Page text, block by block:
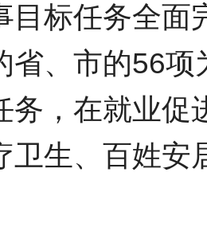
目标任务全面
省、市的56
务，在就业促
卫生、百姓安